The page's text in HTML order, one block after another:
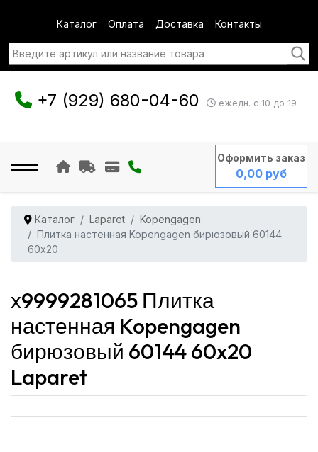
Каталог Оплата Доставка Контакты
+7 (929) 680-04-60 ежедн. с 10 до 19
Оформить заказ
0,00 руб
Каталог Laparet
Kopengagen
Плитка настенная Kopengagen бирюзовый 60144
60x20
х9999281065 Плитка
настенная Kopengagen
бирюзовый 60144 60x20
Laparet